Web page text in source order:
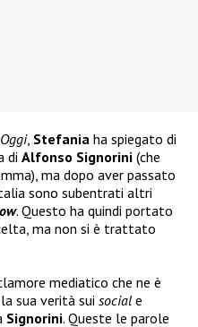
Oggi, Stefania ha spiegato di
di Alfonso Signorini (che
ma dopo aver passato
sono subentrati altri
. Questo ha quindi portato
ma non si è trattato
mediatico che ne è
sua verità sui social e
Signorini. Queste le parole